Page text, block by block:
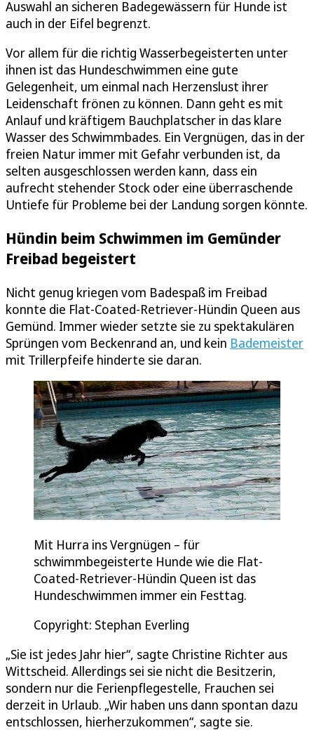
Auswahl an sicheren Badegewässern für Hunde ist
auch in der Eifel begrenzt.
Vor allem für die richtig Wasserbegeisterten unter
ihnen ist das Hundeschwimmen eine gute
Gelegenheit, um einmal nach Herzenslust ihrer
Leidenschaft frönen zu können. Dann geht es mit
Anlauf und kräftigem Bauchplatscher in das klare
Wasser des Schwimmbades. Ein Vergnügen, das in der
freien Natur immer mit Gefahr verbunden ist, da
selten ausgeschlossen werden kann, dass ein
aufrecht stehender Stock oder eine überraschende
Untiefe für Probleme bei der Landung sorgen könnte.
Hündin beim Schwimmen im Gemünder
Freibad begeistert
Nicht genug kriegen vom Badespaß im Freibad
konnte die Flat-Coated-Retriever-Hündin Queen aus
Gemünd. Immer wieder setzte sie zu spektakulären
Sprüngen vom Beckenrand an, und kein Bademeister
mit Trillerpfeife hinderte sie daran.
Mit Hurra ins Vergnügen – für
schwimmbegeisterte Hunde wie die Flat-
Coated-Retriever-Hündin Queen ist das
Hundeschwimmen immer ein Festtag.
Copyright: Stephan Everling
„Sie ist jedes Jahr hier“, sagte Christine Richter aus
Wittscheid. Allerdings sei sie nicht die Besitzerin,
sondern nur die Ferienpflegestelle, Frauchen sei
derzeit in Urlaub. „Wir haben uns dann spontan dazu
entschlossen, hierherzukommen“, sagte sie.